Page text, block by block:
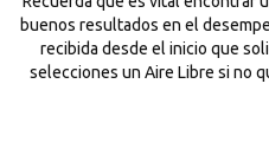
buenos resultados en el
recibida desde el inicio que
selecciones un Aire Libre si no